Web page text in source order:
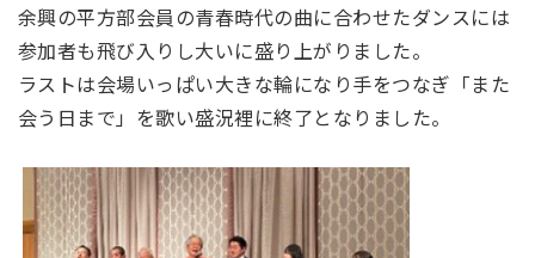
余興の平方部会員の青春時代の曲に合わせたダンスには
参加者も飛び入りし大いに盛り上がりました。
ラストは会場いっぱい大きな輪になり手をつなぎ「また
会う日まで」を歌い盛況裡に終了となりました。